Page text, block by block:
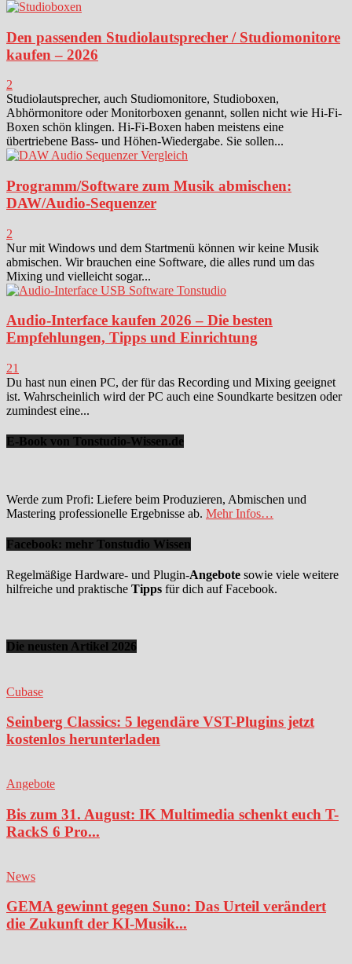
Den passenden Studiolautsprecher / Studiomonitore
kaufen – 2026
2
Studiolautsprecher, auch Studiomonitore, Studioboxen,
Abhörmonitore oder Monitorboxen genannt, sollen nicht wie Hi-Fi-
Boxen schön klingen. Hi-Fi-Boxen haben meistens eine
übertriebene Bass- und Höhen-Wiedergabe. Sie sollen...
Programm/Software zum Musik abmischen:
DAW/Audio-Sequenzer
2
Nur mit Windows und dem Startmenü können wir keine Musik
abmischen. Wir brauchen eine Software, die alles rund um das
Mixing und vielleicht sogar...
Audio-Interface kaufen 2026 – Die besten
Empfehlungen, Tipps und Einrichtung
21
Du hast nun einen PC, der für das Recording und Mixing geeignet
ist. Wahrscheinlich wird der PC auch eine Soundkarte besitzen oder
zumindest eine...
E-Book von Tonstudio-Wissen.de
Werde zum Profi: Liefere beim Produzieren, Abmischen und
Mastering professionelle Ergebnisse ab. Mehr Infos…
Facebook: mehr Tonstudio Wissen
Regelmäßige Hardware- und Plugin-Angebote sowie viele weitere
hilfreiche und praktische Tipps für dich auf Facebook.
Die neusten Artikel 2026
Cubase
Seinberg Classics: 5 legendäre VST-Plugins jetzt
kostenlos herunterladen
Angebote
Bis zum 31. August: IK Multimedia schenkt euch T-
RackS 6 Pro...
News
GEMA gewinnt gegen Suno: Das Urteil verändert
die Zukunft der KI-Musik...